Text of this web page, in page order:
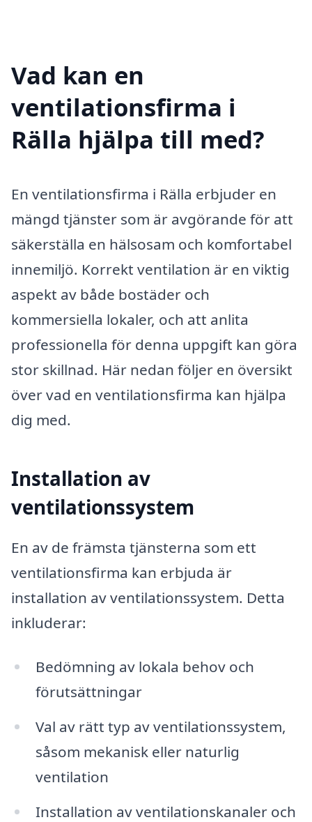
Vad kan en
ventilationsfirma i
Rälla hjälpa till med?
En ventilationsfirma i Rälla erbjuder en
mängd tjänster som är avgörande för att
säkerställa en hälsosam och komfortabel
innemiljö. Korrekt ventilation är en viktig
aspekt av både bostäder och
kommersiella lokaler, och att anlita
professionella för denna uppgift kan göra
stor skillnad. Här nedan följer en översikt
över vad en ventilationsfirma kan hjälpa
dig med.
Installation av
ventilationssystem
En av de främsta tjänsterna som ett
ventilationsfirma kan erbjuda är
installation av ventilationssystem. Detta
inkluderar:
Bedömning av lokala behov och
förutsättningar
Val av rätt typ av ventilationssystem,
såsom mekanisk eller naturlig
ventilation
Installation av ventilationskanaler och